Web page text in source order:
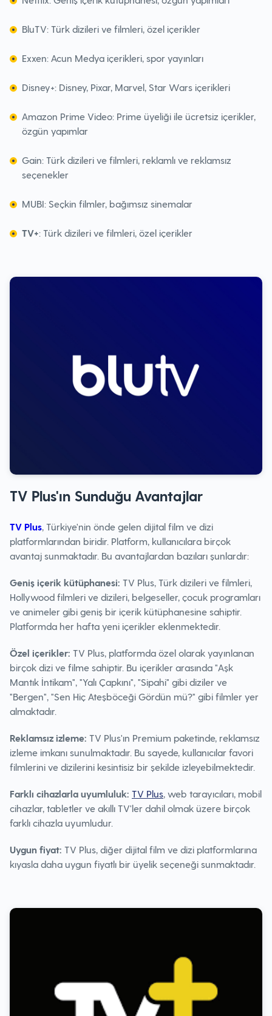
BluTV: Türk dizileri ve filmleri, özel içerikler
Exxen: Acun Medya içerikleri, spor yayınları
Disney+: Disney, Pixar, Marvel, Star Wars içerikleri
Amazon Prime Video: Prime üyeliği ile ücretsiz içerikler,
özgün yapımlar
Gain: Türk dizileri ve filmleri, reklamlı ve reklamsız
seçenekler
MUBI: Seçkin filmler, bağımsız sinemalar
TV+: Türk dizileri ve filmleri, özel içerikler
TV Plus'ın Sunduğu Avantajlar
TV Plus, Türkiye'nin önde gelen dijital film ve dizi
platformlarından biridir. Platform, kullanıcılara birçok
avantaj sunmaktadır. Bu avantajlardan bazıları şunlardır:
Geniş içerik kütüphanesi: TV Plus, Türk dizileri ve filmleri,
Hollywood filmleri ve dizileri, belgeseller, çocuk programları
ve animeler gibi geniş bir içerik kütüphanesine sahiptir.
Platformda her hafta yeni içerikler eklenmektedir.
Özel içerikler: TV Plus, platformda özel olarak yayınlanan
birçok dizi ve filme sahiptir. Bu içerikler arasında "Aşk
Mantık İntikam", "Yalı Çapkını", "Sipahi" gibi diziler ve
"Bergen", "Sen Hiç Ateşböceği Gördün mü?" gibi filmler yer
almaktadır.
Reklamsız izleme: TV Plus'ın Premium paketinde, reklamsız
izleme imkanı sunulmaktadır. Bu sayede, kullanıcılar favori
filmlerini ve dizilerini kesintisiz bir şekilde izleyebilmektedir.
Farklı cihazlarla uyumluluk: TV Plus, web tarayıcıları, mobil
cihazlar, tabletler ve akıllı TV'ler dahil olmak üzere birçok
farklı cihazla uyumludur.
Uygun fiyat: TV Plus, diğer dijital film ve dizi platformlarına
kıyasla daha uygun fiyatlı bir üyelik seçeneği sunmaktadır.